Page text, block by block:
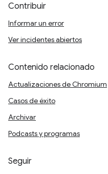
Contribuir
Informar un error
Ver incidentes abiertos
Contenido relacionado
Actualizaciones de Chromium
Casos de éxito
Archivar
Podcasts y programas
Seguir